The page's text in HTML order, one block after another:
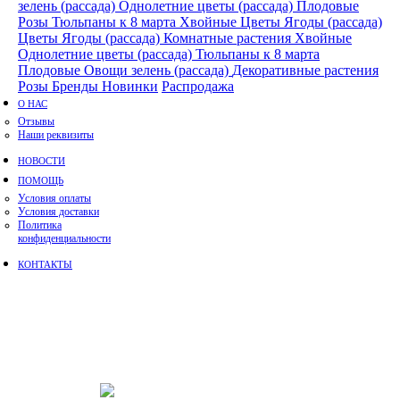
зелень (рассада) Однолетние цветы (рассада) Плодовые
Розы Тюльпаны к 8 марта Хвойные Цветы Ягоды (рассада)
Цветы Ягоды (рассада) Комнатные растения Хвойные
Однолетние цветы (рассада) Тюльпаны к 8 марта
Плодовые Овощи зелень (рассада) Декоративные растения
Розы Бренды Новинки Распродажа
О НАС
Отзывы
Наши реквизиты
НОВОСТИ
ПОМОЩЬ
Условия оплаты
Условия доставки
Политика
конфиденциальности
КОНТАКТЫ